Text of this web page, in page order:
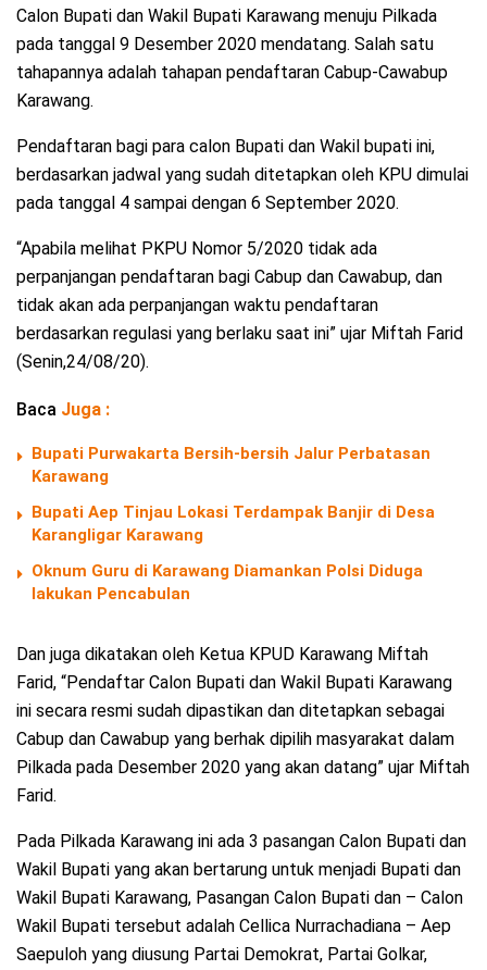
Calon Bupati dan Wakil Bupati Karawang menuju Pilkada
pada tanggal 9 Desember 2020 mendatang. Salah satu
tahapannya adalah tahapan pendaftaran Cabup-Cawabup
Karawang.
Pendaftaran bagi para calon Bupati dan Wakil bupati ini,
berdasarkan jadwal yang sudah ditetapkan oleh KPU dimulai
pada tanggal 4 sampai dengan 6 September 2020.
“Apabila melihat PKPU Nomor 5/2020 tidak ada
perpanjangan pendaftaran bagi Cabup dan Cawabup, dan
tidak akan ada perpanjangan waktu pendaftaran
berdasarkan regulasi yang berlaku saat ini” ujar Miftah Farid
(Senin,24/08/20).
Baca Juga :
Bupati Purwakarta Bersih-bersih Jalur Perbatasan
Karawang
Bupati Aep Tinjau Lokasi Terdampak Banjir di Desa
Karangligar Karawang
Oknum Guru di Karawang Diamankan Polsi Diduga
lakukan Pencabulan
Dan juga dikatakan oleh Ketua KPUD Karawang Miftah
Farid, “Pendaftar Calon Bupati dan Wakil Bupati Karawang
ini secara resmi sudah dipastikan dan ditetapkan sebagai
Cabup dan Cawabup yang berhak dipilih masyarakat dalam
Pilkada pada Desember 2020 yang akan datang” ujar Miftah
Farid.
Pada Pilkada Karawang ini ada 3 pasangan Calon Bupati dan
Wakil Bupati yang akan bertarung untuk menjadi Bupati dan
Wakil Bupati Karawang, Pasangan Calon Bupati dan – Calon
Wakil Bupati tersebut adalah Cellica Nurrachadiana – Aep
Saepuloh yang diusung Partai Demokrat, Partai Golkar,